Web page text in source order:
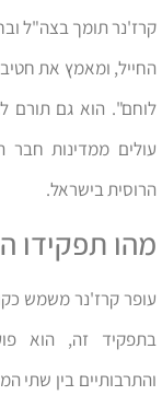
קרז'נר תומך בצה"ל
החייל, ומאמץ את
לוחם". הוא גם תורם
עולים ממדינות
הרוסית בישראל.
מהו תפקידו
בתפקיד זה, הוא
והתרבותיים בין שתי